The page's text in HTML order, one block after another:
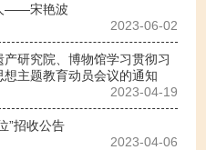
——宋艳波
2023-06-02
研究院、博物馆学习贯彻习
主题教育动员会议的通知
2023-04-19
”招收公告
2023-04-06